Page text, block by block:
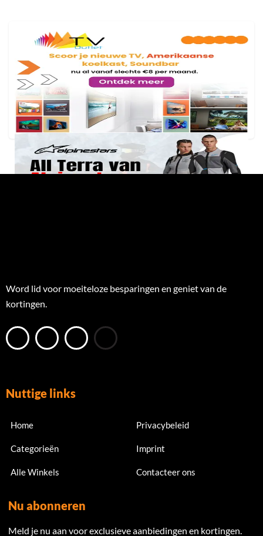
Word lid voor moeiteloze besparingen en geniet van de
kortingen.
Nuttige links
Home
Categorieën
Alle Winkels
Privacybeleid
Imprint
Contacteer ons
Nu abonneren
Meld je nu aan voor exclusieve aanbiedingen en kortingen.